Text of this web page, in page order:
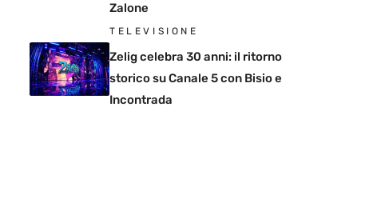
Zalone
TELEVISIONE
Zelig celebra 30 anni: il ritorno
storico su Canale 5 con Bisio e
Incontrada